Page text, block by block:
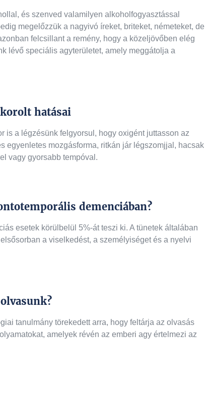
és szenved valamilyen alkoholfogyasztással
megelőzzük a nagyivó íreket, briteket, németeket, de
felcsillant a remény, hogy a közeljövőben elég
lévő speciális agyterületet, amely meggátolja a
hatásai
is a légzésünk felgyorsul, hogy oxigént juttasson az
egyenletes mozgásforma, ritkán jár légszomjjal, hacsak
vagy gyorsabb tempóval.
demenciában?
esetek körülbelül 5%-át teszi ki. A tünetek általában
a viselkedést, a személyiséget és a nyelvi
tanulmány törekedett arra, hogy feltárja az olvasás
amelyek révén az emberi agy értelmezi az